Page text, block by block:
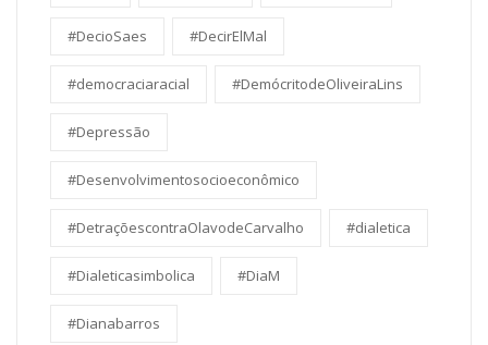
#DecioSaes #DecirElMal
#democraciaracial #DemócritodeOliveiraLins
#Depressão
#Desenvolvimentosocioeconômico
#DetraçõescontraOlavodeCarvalho #dialetica
#Dialeticasimbolica #DiaM
#Dianabarros